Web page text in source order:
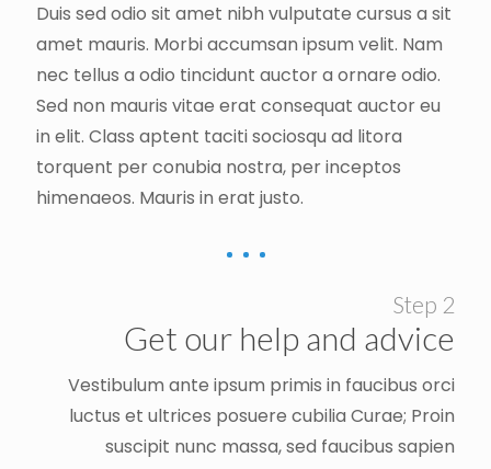
Duis sed odio sit amet nibh vulputate cursus a sit
amet mauris. Morbi accumsan ipsum velit. Nam
nec tellus a odio tincidunt auctor a ornare odio.
Sed non mauris vitae erat consequat auctor eu
in elit. Class aptent taciti sociosqu ad litora
torquent per conubia nostra, per inceptos
himenaeos. Mauris in erat justo.
Step 2
Get our help and advice
Vestibulum ante ipsum primis in faucibus orci
luctus et ultrices posuere cubilia Curae; Proin
suscipit nunc massa, sed faucibus sapien